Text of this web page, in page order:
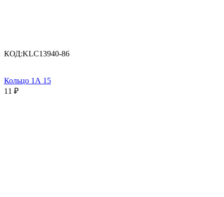
КОД:KLC13940-86
Кольцо 1А 15
11 ₽